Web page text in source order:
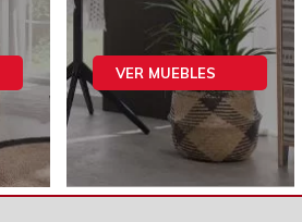
VER MUEBLES